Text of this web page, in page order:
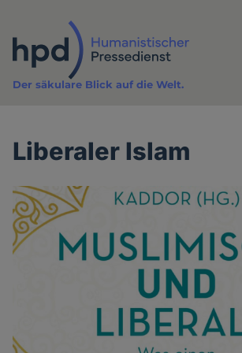
Inhalt
Der säkulare Blick auf die Welt.
Liberaler Islam